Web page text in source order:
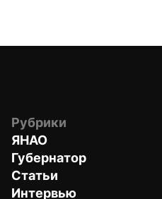
Рубрики
ЯНАО
Губернатор
Статьи
Интервью